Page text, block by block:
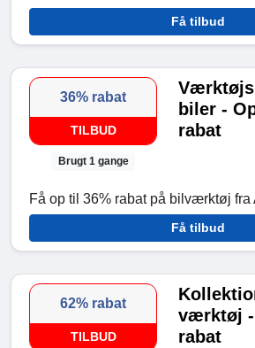
Få tilbud
36% rabat
TILBUD
Brugt 1 gange
biler -
rabat
Få op til 36% rabat på bilværktøj fra
Få tilbud
62% rabat
TILBUD
værktøj -
rabat